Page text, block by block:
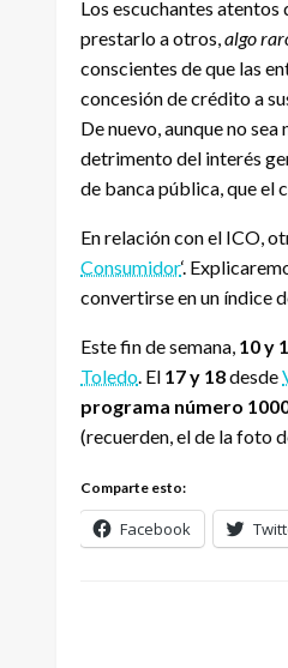
Los escuchantes atentos
prestarlo a otros,algo
conscientes de que las
concesión de crédito a
De nuevo, aunque no
detrimento del interés
de banca pública, que el
En relación con el ICO,
Consumidor‘.
convertirse en un índice
Este fin de semana, 10 y
Toledo. El 17 y 18desde
programa número
(recuerden, el de la foto
Comparte esto:
Facebook